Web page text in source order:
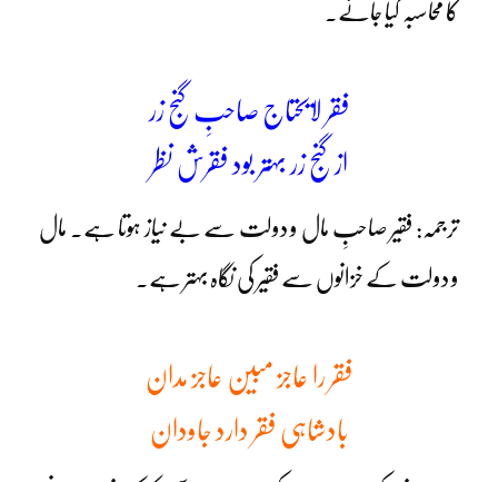
کا محاسبہ کیا جائے۔
فقر لایحتاج صاحبِ گنج زر
از گنج زر بہتر بود فقرش نظر
ترجمہ: فقیر صاحبِ مال و دولت سے بے نیاز ہوتا ہے۔ مال
و دولت کے خزانوں سے فقیر کی نگاہ بہتر ہے۔
فقر را عاجز مبین عاجز مدان
بادشاہی فقر دارد جاودان